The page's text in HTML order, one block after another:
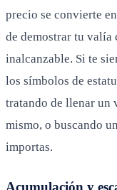
precio se convierte
de demostrar tu valía
inalcanzable. Si te
los símbolos de
tratando de llenar un
mismo, o buscando
importas.
Acumulación y